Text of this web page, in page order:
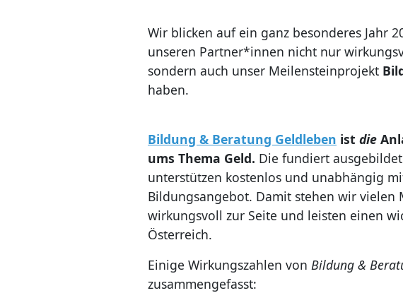
Wir blicken auf ein ganz besonderes Jahr
unseren Partner*innen nicht nur
sondern auch unser Meilensteinprojekt
haben.
Bildung & Beratung Geldleben ist die
ums Thema Geld. Die fundiert
unterstützen kostenlos und unabhängig
Bildungsangebot. Damit stehen wir vielen
wirkungsvoll zur Seite und leisten einen
Österreich.
Einige Wirkungszahlen von Bildung &
zusammengefasst: